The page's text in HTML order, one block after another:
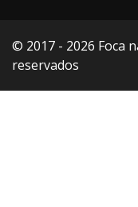
© 2017 - 2026 Foca
reservados